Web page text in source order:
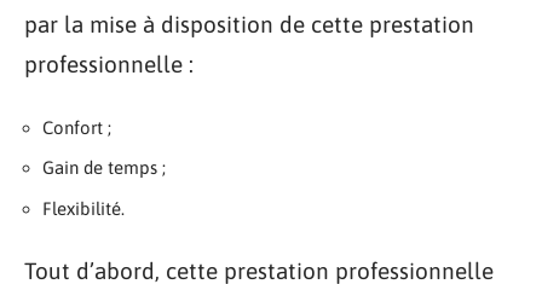
par la mise à disposition de cette prestation
professionnelle :
Confort ;
Gain de temps ;
Flexibilité.
Tout d’abord, cette prestation professionnelle